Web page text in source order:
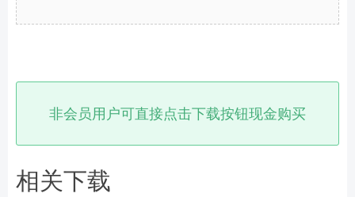
非会员用户可直接点击下载按钮现金购买
相关下载